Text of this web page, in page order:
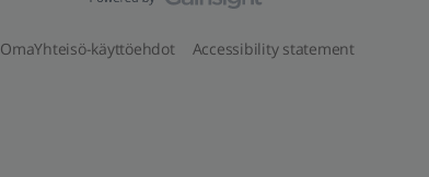
OmaYhteisö-käyttöehdot Accessibility statement